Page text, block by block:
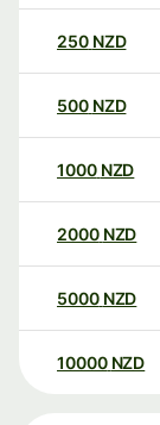
250 NZD
500 NZD
1000 NZD
2000 NZD
5000 NZD
10000 NZD